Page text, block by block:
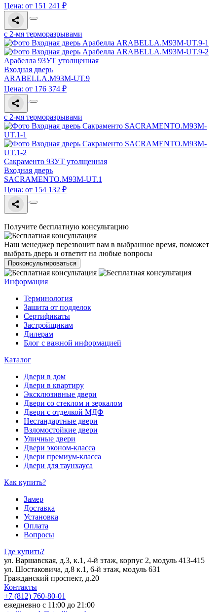
Цена: от 151 241 ₽
с 2-мя терморазрывами
Арабелла 93УТ утолщенная
Входная дверь
ARABELLA.M93M-UT.9
Цена: от 176 374 ₽
с 2-мя терморазрывами
Сакраменто 93УТ утолщенная
Входная дверь
SACRAMENTO.M93M-UT.1
Цена: от 154 132 ₽
Получите бесплатную консультацию
Наш менеджер перезвонит вам в выбранное время, поможет
выбрать дверь и ответит на любые вопросы
Проконсультироваться
Информация
Терминология
Зашита от подделок
Сертификаты
Застройщикам
Дилерам
Блог с важной информацией
Каталог
Двери в дом
Двери в квартиру
Эксклюзивные двери
Двери со стеклом и зеркалом
Двери с отделкой МДФ
Нестандартные двери
Взломостойкие двери
Уличные двери
Двери эконом-класса
Двери премиум-класса
Двери для таунхауса
Как купить?
Замер
Доставка
Установка
Оплата
Вопросы
Где купить?
ул. Варшавская, д.3, к.1, 4-й этаж, корпус 2, модуль 413-415
ул. Шостаковича, д.8 к.1, 6-й этаж, модуль 631
Гражданский проспект, д.20
Контакты
+7 (812) 760-80-01
ежедневно с 11:00 до 21:00